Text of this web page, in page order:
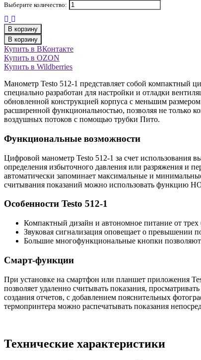
Выберите количество:
В корзину
В корзину
Купить в ВКонтакте
Купить в OZON
Купить в Wildberries
Манометр Testo 512-1 представляет собой компактный
специально разработан для настройки и отладки
обновленной конструкцией корпуса с меньшим
расширенной функциональностью, позволяя не только
воздушных потоков с помощью трубки Пито.
Функциональные возможности
Цифровой манометр Testo 512-1 за счет использования
определения избыточного давления или разряжения и
автоматически запоминает максимальные и
считывания показаний можно использовать функцию
Особенности Testo 512-1
Компактный дизайн и автономное питание от
Звуковая сигнализация оповещает о превышении
Большие многофункциональные кнопки
Смарт-функции
При установке на смартфон или планшет приложения
позволяет удаленно считывать показания,
создания отчетов, с добавлением пояснительных
термопринтера можно распечатывать показания
Технические характеристики